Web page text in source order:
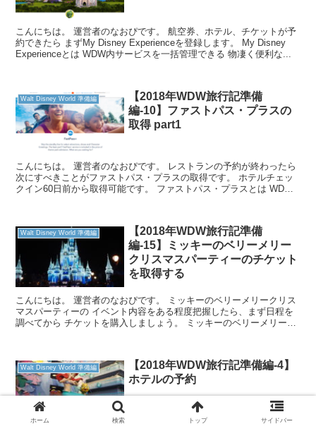
こんにちは。 運営者のなおぴです。 航空券、ホテル、チケットが予
約できたら まずMy Disney Experienceを登録します。 My Disney
Experienceとは WDW内サービスを一括管理できる 物凄く便利な...
Walt Disney World 準備編
【2018年WDW旅行記準備
編-10】ファストパス・プラスの
取得 part1
こんにちは。 運営者のなおぴです。 レストランの予約が終わったら
次にすべきことがファストパス・プラスの取得です。 ホテルチェッ
クイン60日前から取得可能です。 ファストパス・プラスとは WDW
Walt Disney World 準備編
【2018年WDW旅行記準備
編-15】ミッキーのベリーメリー
クリスマスパーティーのチケット
を取得する
こんにちは。 運営者のなおぴです。 ミッキーのベリーメリークリス
マスパーティーの イベント内容をある程度把握したら、まず日程を
調べてから チケットを購入しましょう。 ミッキーのベリーメリーク
Walt Disney World 準備編
【2018年WDW旅行記準備編-4】
ホテルの予約
ホーム 検索 トップ サイドバー